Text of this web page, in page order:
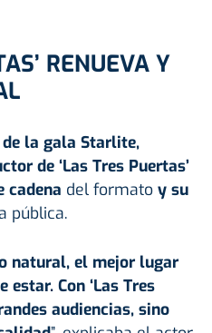
RENUEVA Y
la gala Starlite,
de ‘Las Tres Puertas’
cadena del formato y su
pública.
natural, el mejor lugar
Con ‘Las Tres
audiencias, sino